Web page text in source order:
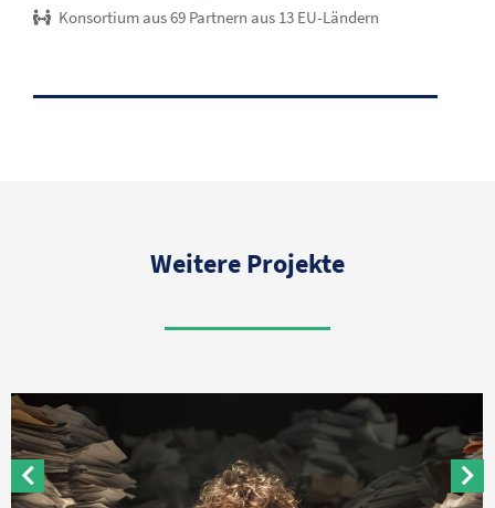
Konsortium aus 69 Partnern aus 13 EU-Ländern
Weitere Projekte